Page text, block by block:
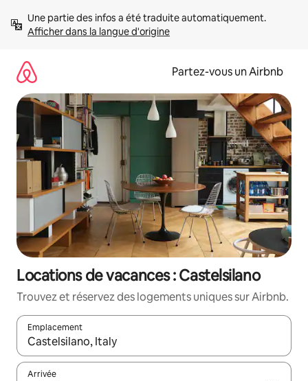
directement
Afficher dans la langue d'origine
Partez-vous un Airbnb
Locations de vacances : Castelsilano
Trouvez et réservez des logements uniques sur Airbnb.
Emplacement
Quand les résultats sont affichés, parcourez-les en utilisant
Arrivée